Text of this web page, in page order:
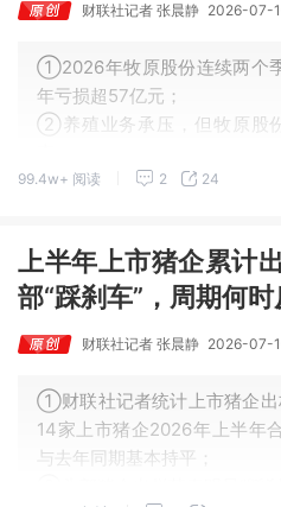
财联社记者 张晨静 2026-07-
①2026年牧原股份连续两个
年亏损超57亿元；
②养殖业务承压，但牧原股
99.4w+ 阅读 2 24
上半年上市猪企累计
部“踩刹车”，周期何
财联社记者 张晨静 2026-07-
①财联社记者统计上市猪企出
14家上市猪企2026年上半年
与去年同期基本持平；